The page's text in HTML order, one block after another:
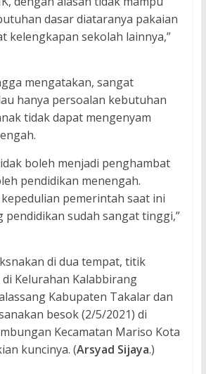
dasar diataranya pakaian
kelengkapan sekolah lainnya,”
mengatakan, sangat
hanya persoalan kebutuhan
tidak dapat mengenyam
boleh menjadi penghambat
pendidikan menengah.
pemerintah saat ini
pendidikan sudah sangat tinggi,”
di dua tempat, titik
Kelurahan Kalabbirang
Kabupaten Takalar dan
besok (2/5/2021) di
Kecamatan Mariso Kota
kuncinya. (Arsyad Sijaya.)